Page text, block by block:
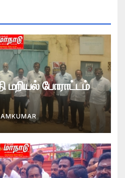
மறியல் போராட்டம்